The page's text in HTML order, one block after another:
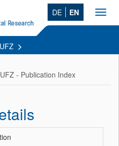
DE EN
UFZ
UFZ - Publication Index